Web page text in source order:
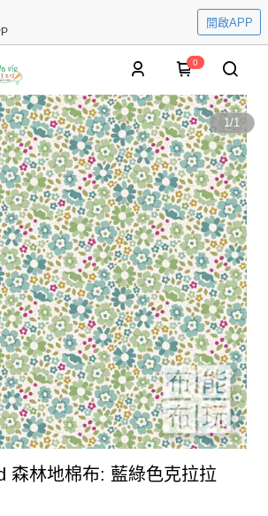
開啟APP
0
1/1
森林地棉布: 藍綠色克拉拉